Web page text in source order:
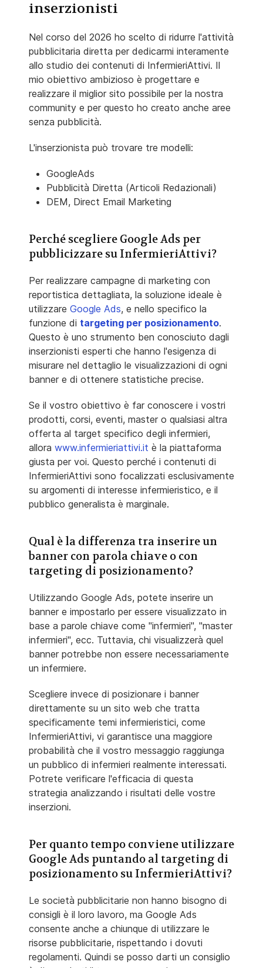
inserzionisti
Nel corso del 2026 ho scelto di ridurre l'attività
pubblicitaria diretta per dedicarmi interamente
allo studio dei contenuti di InfermieriAttivi. Il
mio obiettivo ambizioso è progettare e
realizzare il miglior sito possibile per la nostra
community e per questo ho creato anche aree
senza pubblicità.
L'inserzionista può trovare tre modelli:
GoogleAds
Pubblicità Diretta (Articoli Redazionali)
DEM, Direct Email Marketing
Perché scegliere Google Ads per
pubblicizzare su InfermieriAttivi?
Per realizzare campagne di marketing con
reportistica dettagliata, la soluzione ideale è
utilizzare Google Ads, e nello specifico la
funzione di targeting per posizionamento.
Questo è uno strumento ben conosciuto dagli
inserzionisti esperti che hanno l'esigenza di
misurare nel dettaglio le visualizzazioni di ogni
banner e di ottenere statistiche precise.
Se il vostro obiettivo è far conoscere i vostri
prodotti, corsi, eventi, master o qualsiasi altra
offerta al target specifico degli infermieri,
allora www.infermieriattivi.it è la piattaforma
giusta per voi. Questo perché i contenuti di
InfermieriAttivi sono focalizzati esclusivamente
su argomenti di interesse infermieristico, e il
pubblico generalista è marginale.
Qual è la differenza tra inserire un
banner con parola chiave o con
targeting di posizionamento?
Utilizzando Google Ads, potete inserire un
banner e impostarlo per essere visualizzato in
base a parole chiave come "infermieri", "master
infermieri", ecc. Tuttavia, chi visualizzerà quel
banner potrebbe non essere necessariamente
un infermiere.
Scegliere invece di posizionare i banner
direttamente su un sito web che tratta
specificamente temi infermieristici, come
InfermieriAttivi, vi garantisce una maggiore
probabilità che il vostro messaggio raggiunga
un pubblico di infermieri realmente interessati.
Potrete verificare l'efficacia di questa
strategia analizzando i risultati delle vostre
inserzioni.
Per quanto tempo conviene utilizzare
Google Ads puntando al targeting di
posizionamento su InfermieriAttivi?
Le società pubblicitarie non hanno bisogno di
consigli è il loro lavoro, ma Google Ads
consente anche a chiunque di utilizzare le
risorse pubblicitarie, rispettando i dovuti
regolamenti. Quindi se posso darti un consiglio